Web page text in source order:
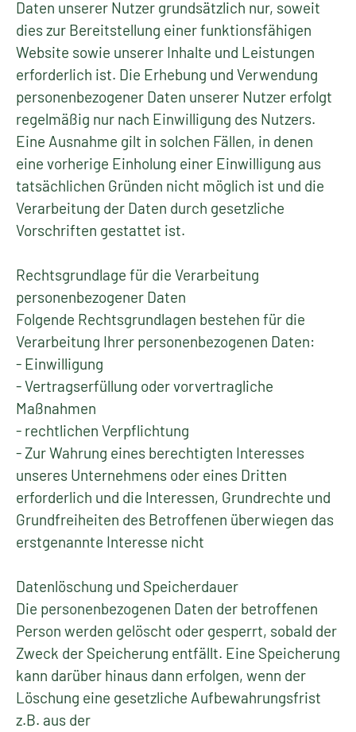
Daten unserer Nutzer grundsätzlich nur, soweit
dies zur Bereitstellung einer funktionsfähigen
Website sowie unserer Inhalte und Leistungen
erforderlich ist. Die Erhebung und Verwendung
personenbezogener Daten unserer Nutzer erfolgt
regelmäßig nur nach Einwilligung des Nutzers.
Eine Ausnahme gilt in solchen Fällen, in denen
eine vorherige Einholung einer Einwilligung aus
tatsächlichen Gründen nicht möglich ist und die
Verarbeitung der Daten durch gesetzliche
Vorschriften gestattet ist.
Rechtsgrundlage für die Verarbeitung
personenbezogener Daten
Folgende Rechtsgrundlagen bestehen für die
Verarbeitung Ihrer personenbezogenen Daten:
- Einwilligung
- Vertragserfüllung oder vorvertragliche
Maßnahmen
- rechtlichen Verpflichtung
- Zur Wahrung eines berechtigten Interesses
unseres Unternehmens oder eines Dritten
erforderlich und die Interessen, Grundrechte und
Grundfreiheiten des Betroffenen überwiegen das
erstgenannte Interesse nicht
Datenlöschung und Speicherdauer
Die personenbezogenen Daten der betroffenen
Person werden gelöscht oder gesperrt, sobald der
Zweck der Speicherung entfällt. Eine Speicherung
kann darüber hinaus dann erfolgen, wenn der
Löschung eine gesetzliche Aufbewahrungsfrist
z.B. aus der